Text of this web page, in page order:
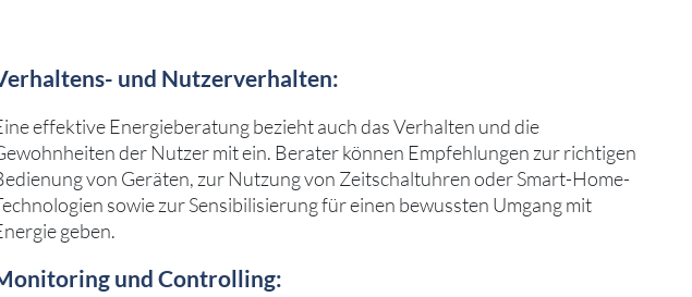
und Nutzerverhalten:
effektive Energieberatung bezieht auch das Verhalten und die
der Nutzer mit ein. Berater können Empfehlungen zur richtigen
von Geräten, zur Nutzung von Zeitschaltuhren oder Smart-Home-
sowie zur Sensibilisierung für einen bewussten Umgang mit
geben.
und Controlling: